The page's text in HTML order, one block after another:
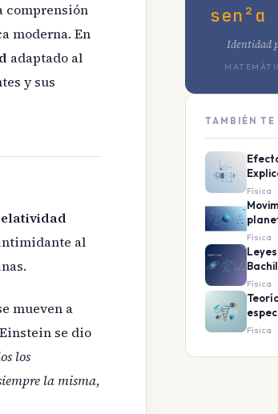
comprensión
moderna. En
adaptado al
y sus
al
mueven a
se dio
los
la misma,
Identidad
TAMBIÉN TE
Física
Física
Física
Física